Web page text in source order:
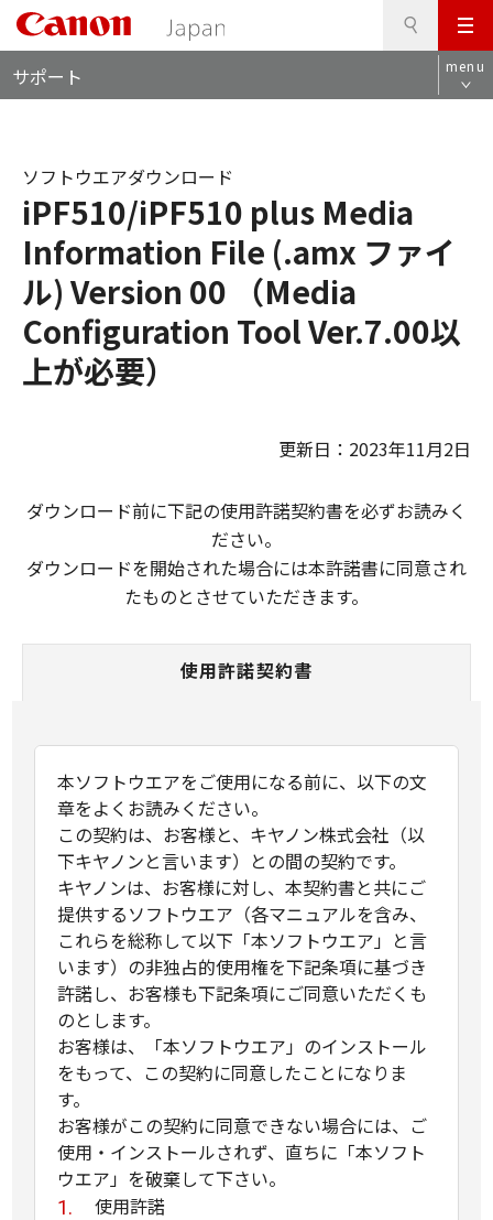
メ
ニ
ュ
サポート menu
iPF510/iPF510 plus Media
Information File (.amx ファイ
ル) Version 00 （Media
Configuration Tool Ver.7.00以
上が必要）
ソフトウエアダウンロード
更新日：2023年11月2日
ダウンロード前に下記の使用許諾契約書を必ずお読みく
ださい。
ダウンロードを開始された場合には本許諾書に同意され
たものとさせていただきます。
使用許諾契約書
本ソフトウエアをご使用になる前に、以下の文
章をよくお読みください。
この契約は、お客様と、キヤノン株式会社（以
下キヤノンと言います）との間の契約です。
キヤノンは、お客様に対し、本契約書と共にご
提供するソフトウエア（各マニュアルを含み、
これらを総称して以下「本ソフトウエア」と言
います）の非独占的使用権を下記条項に基づき
許諾し、お客様も下記条項にご同意いただくも
のとします。
お客様は、「本ソフトウエア」のインストール
をもって、この契約に同意したことになりま
す。
お客様がこの契約に同意できない場合には、ご
使用・インストールされず、直ちに「本ソフト
ウエア」を破棄して下さい。
使用許諾